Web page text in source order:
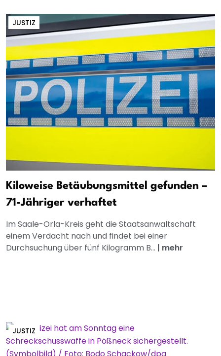
JUSTIZ
Kiloweise Betäubungsmittel gefunden –
71-Jähriger verhaftet
Im Saale-Orla-Kreis geht die Staatsanwaltschaft
einem Verdacht nach und findet bei einer
Durchsuchung über fünf Kilogramm B... | mehr
JUSTIZ